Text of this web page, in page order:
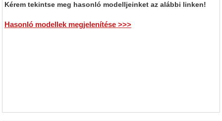
Kérem tekintse meg hasonló modelljeinket az alábbi linken!
Hasonló modellek megjelenítése >>>